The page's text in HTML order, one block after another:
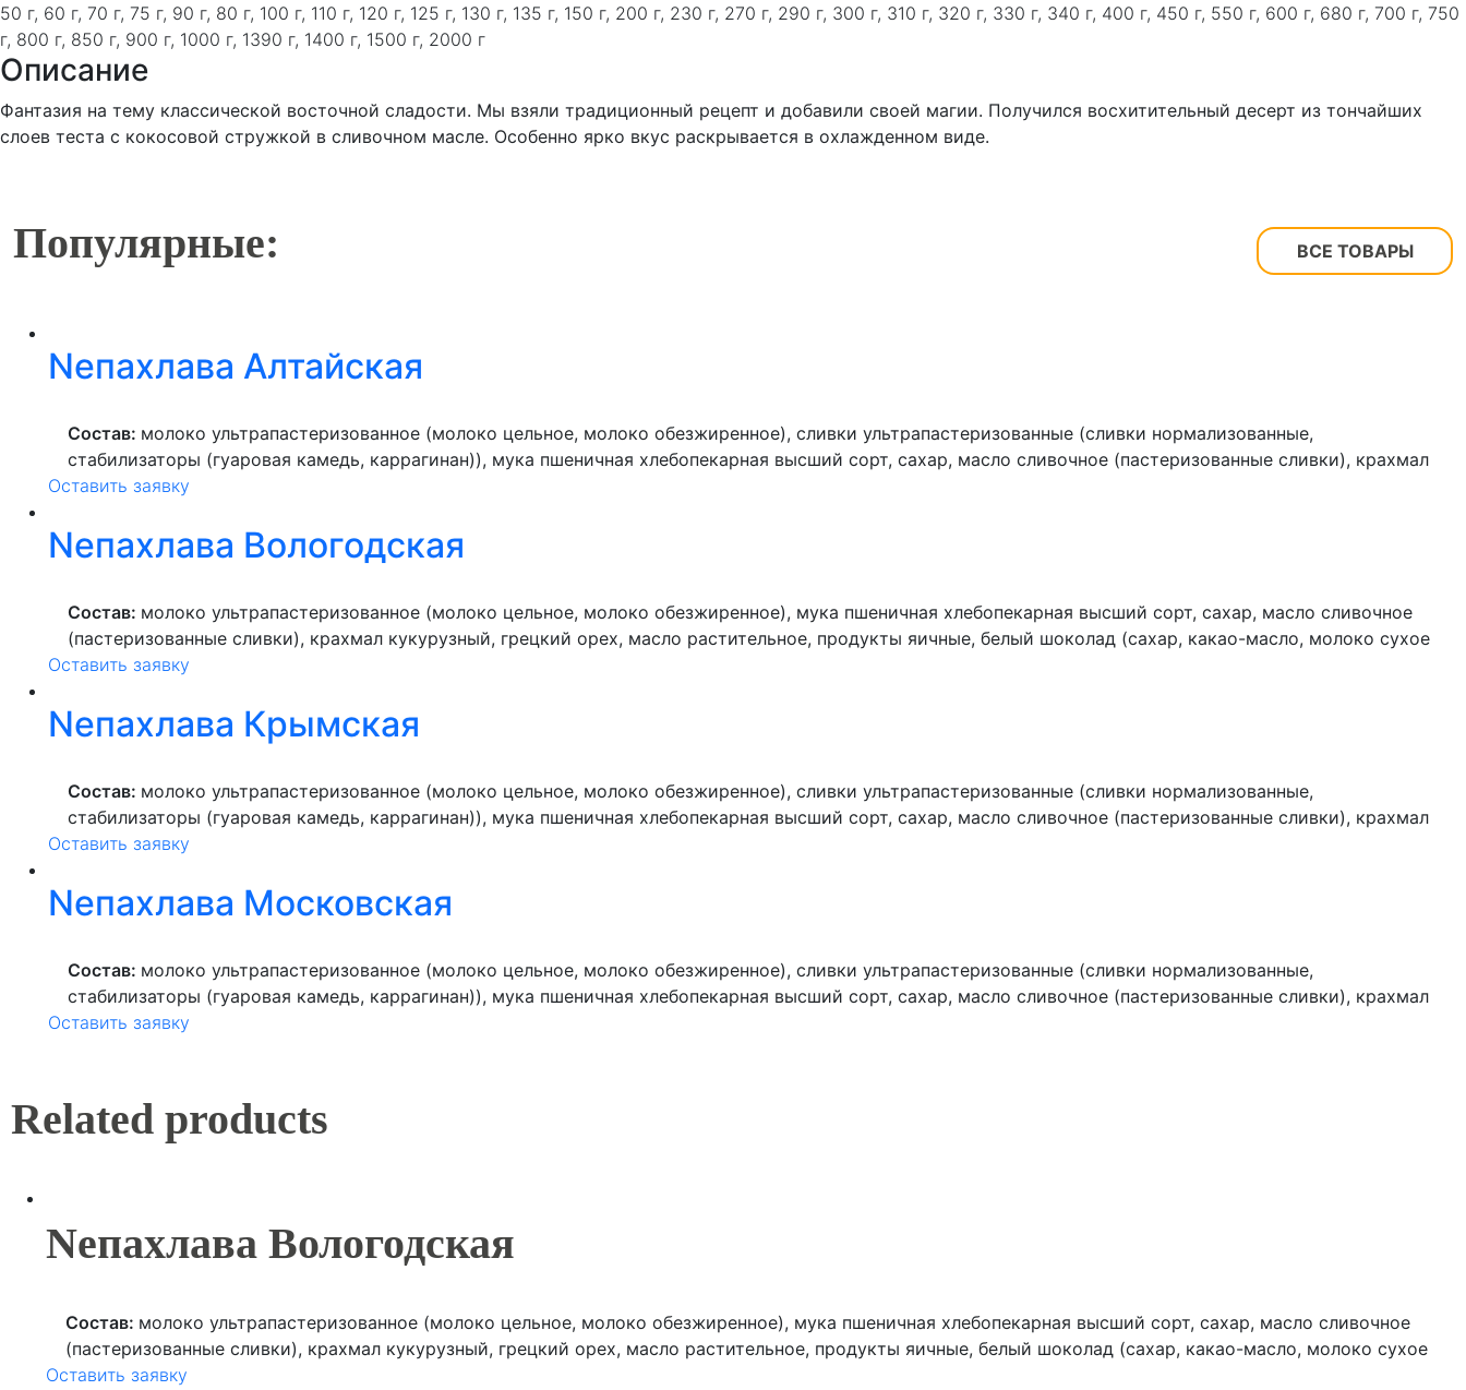
50 г, 60 г, 70 г, 75 г, 90 г, 80 г, 100 г, 110 г, 120 г, 125 г, 130 г, 135 г, 150 г, 200 г, 230 г, 270 г, 290 г, 300 г, 310 г, 320 г, 330 г, 340 г, 400 г, 450 г, 550 г, 600 г, 680 г, 700 г, 750
г, 800 г, 850 г, 900 г, 1000 г, 1390 г, 1400 г, 1500 г, 2000 г
Описание
Фантазия на тему классической восточной сладости. Мы взяли традиционный рецепт и добавили своей магии. Получился восхитительный десерт из тончайших
слоев теста с кокосовой стружкой в сливочном масле. Особенно ярко вкус раскрывается в охлажденном виде.
Популярные: ВСЕ ТОВАРЫ
Nепахлава Алтайская
Состав: молоко ультрапастеризованное (молоко цельное, молоко обезжиренное), сливки ультрапастеризованные (сливки нормализованные,
стабилизаторы (гуаровая камедь, каррагинан)), мука пшеничная хлебопекарная высший сорт, сахар, масло сливочное (пастеризованные сливки), крахмал
кукурузный, курага, масло растительное, продукты яичные, белый шоколад (сахар, какао-масло, молоко сухое цельное, эмульгатор (лецитин),
кокос, соль, консервант (сорбиновая кислота).
Оставить заявку
Nепахлава Вологодская
Состав: молоко ультрапастеризованное (молоко цельное, молоко обезжиренное), мука пшеничная хлебопекарная высший сорт, сахар, масло сливочное
(пастеризованные сливки), крахмал кукурузный, грецкий орех, масло растительное, продукты яичные, белый шоколад (сахар, какао-масло, молоко сухое
цельное, эмульгатор (лецитин), ароматизатор натуральный), фисташка, ароматизатор (натуральный ванилин), соль, консервант (сорбиновая кислота).
Оставить заявку
Nепахлава Крымская
Состав: молоко ультрапастеризованное (молоко цельное, молоко обезжиренное), сливки ультрапастеризованные (сливки нормализованные,
стабилизаторы (гуаровая камедь, каррагинан)), мука пшеничная хлебопекарная высший сорт, сахар, масло сливочное (пастеризованные сливки), крахмал
кукурузный, фисташка, масло растительное, продукты яичные, белый шоколад (сахар, какао-масло, молоко сухое цельное, эмульгатор (лецитин),
(фисташка, кешью, сахар, жир растительный, сухое молоко, соль, ароматизатор натуральный «Фисташка», эмульгатор (соевый лецитин), красители
(Е141ii, E133, Е102)), соль, консервант (сорбиновая кислота).
Оставить заявку
Nепахлава Московская
Состав: молоко ультрапастеризованное (молоко цельное, молоко обезжиренное), сливки ультрапастеризованные (сливки нормализованные,
стабилизаторы (гуаровая камедь, каррагинан)), мука пшеничная хлебопекарная высший сорт, сахар, масло сливочное (пастеризованные сливки), крахмал
кукурузный, кокос, масло растительное, продукты яичные, белый шоколад (сахар, какао-масло, молоко сухое цельное, эмульгатор (лецитин),
цитрусовые волокна, ароматизатор), регулятор кислотности (лимонная кислота), соль, консервант (сорбиновая кислота).
Оставить заявку
Related products
Nепахлава Вологодская
Состав: молоко ультрапастеризованное (молоко цельное, молоко обезжиренное), мука пшеничная хлебопекарная высший сорт, сахар, масло сливочное
(пастеризованные сливки), крахмал кукурузный, грецкий орех, масло растительное, продукты яичные, белый шоколад (сахар, какао-масло, молоко сухое
цельное, эмульгатор (лецитин), ароматизатор натуральный), фисташка, ароматизатор (натуральный ванилин), соль, консервант (сорбиновая кислота).
Оставить заявку